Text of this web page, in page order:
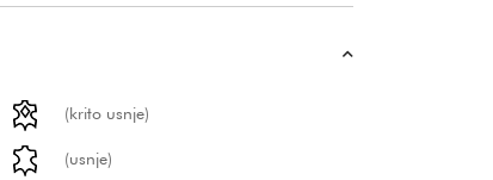
(krito usnje)
(usnje)